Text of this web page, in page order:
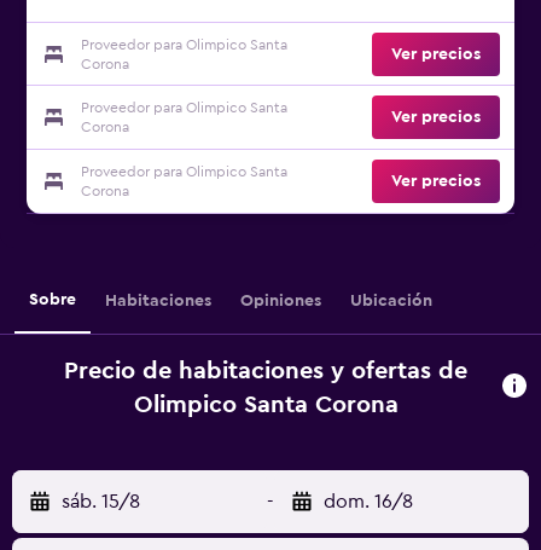
Proveedor para Olimpico Santa
Corona
Ver precios
Proveedor para Olimpico Santa
Corona
Ver precios
Proveedor para Olimpico Santa
Corona
Ver precios
Sobre Habitaciones Opiniones Ubicación
Precio de habitaciones y ofertas de
Olimpico Santa Corona
sáb. 15/8 - dom. 16/8